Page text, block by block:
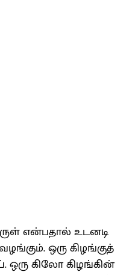
என்பதால் உடனடி
ஒரு கிழங்குத்
ஒரு கிலோ கிழங்கின்